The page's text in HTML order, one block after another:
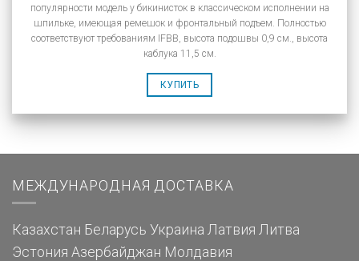
популярности модель у бикинисток в классическом исполнении на
шпильке, имеющая ремешок и фронтальный подъем. Полностью
соответствуют требованиям IFBB, высота подошвы 0,9 см., высота
каблука 11,5 см.
КУПИТЬ
МЕЖДУНАРОДНАЯ ДОСТАВКА
Казахстан Беларусь Украина Латвия Литва
Эстония Азербайджан Молдавия